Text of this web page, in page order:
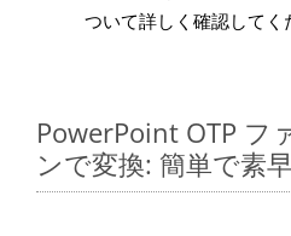
ついて詳しく確認してく
PowerPoint OTP フ
ンで変換: 簡単で素